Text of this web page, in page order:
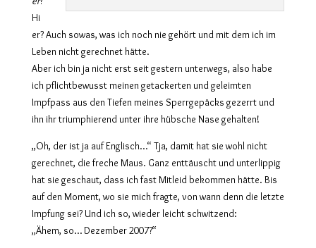
Hi
er? Auch sowas, was ich noch nie gehört und mit dem ich im
Leben nicht gerechnet hätte.
Aber ich bin ja nicht erst seit gestern unterwegs, also habe
ich pflichtbewusst meinen getackerten und geleimten
Impfpass aus den Tiefen meines Sperrgepäcks gezerrt und
ihn ihr triumphierend unter ihre hübsche Nase gehalten!
„Oh, der ist ja auf Englisch…“ Tja, damit hat sie wohl nicht
gerechnet, die freche Maus. Ganz enttäuscht und unterlippig
hat sie geschaut, dass ich fast Mitleid bekommen hätte. Bis
auf den Moment, wo sie mich fragte, von wann denn die letzte
Impfung sei? Und ich so, wieder leicht schwitzend:
„Ähem, so… Dezember 2007?“